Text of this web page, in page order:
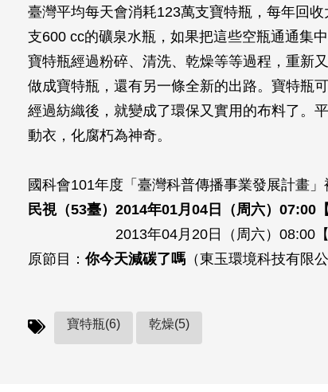
臺灣平均每天會消耗123萬支寶特瓶，每年回
支600 cc的礦泉水瓶，如果把這些空瓶通通集
寶特瓶經過粉碎、清洗、乾燥等等過程，重新
做成寶特瓶，還有另一條全新的出路。寶特瓶
經過紡織後，就變成了環保又實用的布料了。
動衣，化腐朽為神奇。
國科會101年度「臺灣科普傳播事業發展計畫」
民視（53臺）2014年01月04日（周六）07:00
2013年04月20日（周六）08:00【科
原節目：你今天減碳了嗎 （東玉環境科技有限公
寶特瓶(6) 乾燥(5)